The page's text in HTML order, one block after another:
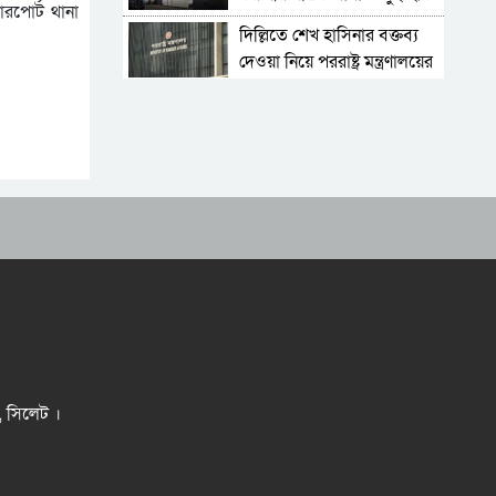
থানা
উদ্ধার
দিল্লিতে শেখ হাসিনার বক্তব্য
দেওয়া নিয়ে পররাষ্ট্র মন্ত্রণালয়ের
হত্যাকাণ্ডের বিচার হবে স্বচ্ছ ও
পালিয়ে যেতে বাধ্য হন
সিলেট ।